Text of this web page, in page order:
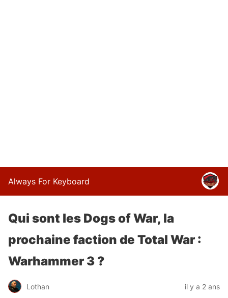
Always For Keyboard
Qui sont les Dogs of War, la
prochaine faction de Total War :
Warhammer 3 ?
Lothan il y a 2 ans